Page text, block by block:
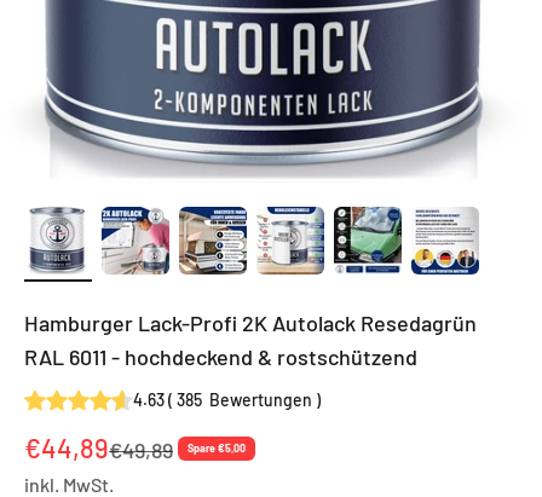
Hamburger Lack-Profi 2K Autolack Resedagrün
RAL 6011 - hochdeckend & rostschützend
4.63( 385 Bewertungen )
Angebot
€44,89Regulärer Preis
€49,89 Spare €5,00
inkl. MwSt.